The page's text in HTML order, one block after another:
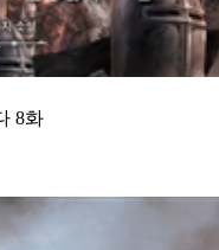
8화